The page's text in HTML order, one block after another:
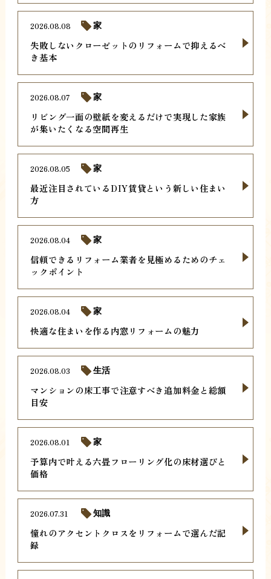
失敗しないクローゼットのリフォームで抑えるべ
き基本
2026.08.08 家
リビング一面の壁紙を変えるだけで実現した家族
が集いたくなる空間再生
2026.08.07 家
最近注目されているDIY賃貸という新しい住まい
方
2026.08.05 家
信頼できるリフォーム業者を見極めるためのチェ
ックポイント
2026.08.04 家
快適な住まいを作る内窓リフォームの魅力
2026.08.04 家
マンションの床工事で注意すべき追加料金と総額
目安
2026.08.03 生活
予算内で叶える六畳フローリング化の床材選びと
価格
2026.08.01 家
憧れのアクセントクロスをリフォームで選んだ記
録
2026.07.31 知識